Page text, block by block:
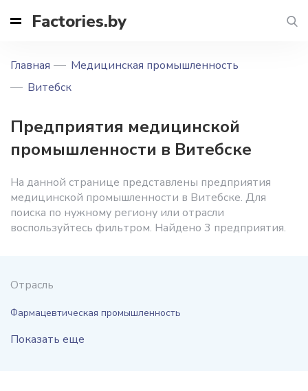
Factories.by
Главная
Медицинская промышленность
Витебск
Предприятия медицинской
промышленности в Витебске
На данной странице представлены предприятия
медицинской промышленности в Витебске. Для
поиска по нужному региону или отрасли
воспользуйтесь фильтром. Найдено 3 предприятия.
Отрасль
Фармацевтическая промышленность
Показать еще